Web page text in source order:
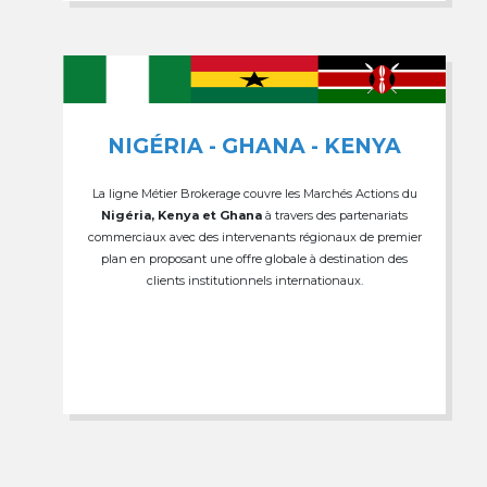
NIGÉRIA - GHANA - KENYA
La ligne Métier Brokerage couvre les Marchés Actions du
Nigéria, Kenya et Ghana à travers des partenariats
commerciaux avec des intervenants régionaux de premier
plan en proposant une offre globale à destination des
clients institutionnels internationaux.